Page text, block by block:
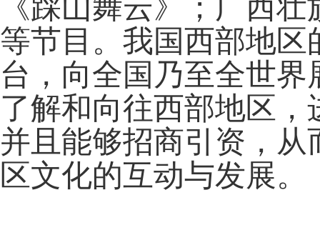
《踩山舞云》；广西
等节目。我国西部地
台，向全国乃至全世
了解和向往西部地区
并且能够招商引资，
区文化的互动与发展。